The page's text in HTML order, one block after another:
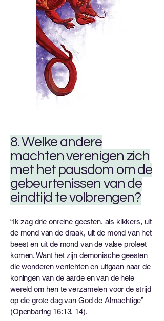
8. Welke andere
machten verenigen zich
met het pausdom om de
gebeurtenissen van de
eindtijd te volbrengen?
“Ik zag drie onreine geesten, als kikkers, uit
de mond van de draak, uit de mond van het
beest en uit de mond van de valse profeet
komen. Want het zijn demonische geesten
die wonderen verrichten en uitgaan naar de
koningen van de aarde en van de hele
wereld om hen te verzamelen voor de strijd
op die grote dag van God de Almachtige”
(Openbaring 16:13, 14).